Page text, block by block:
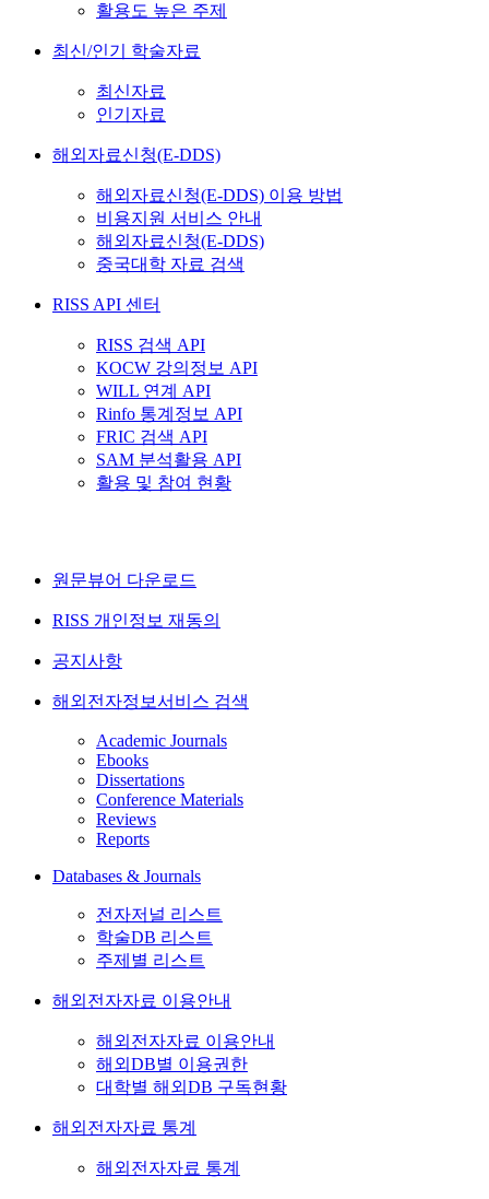
활용도 높은 주제
최신/인기 학술자료
최신자료
인기자료
해외자료신청(E-DDS)
해외자료신청(E-DDS) 이용 방법
비용지원 서비스 안내
해외자료신청(E-DDS)
중국대학 자료 검색
RISS API 센터
RISS 검색 API
KOCW 강의정보 API
WILL 연계 API
Rinfo 통계정보 API
FRIC 검색 API
SAM 분석활용 API
활용 및 참여 현황
원문뷰어 다운로드
RISS 개인정보 재동의
공지사항
해외전자정보서비스 검색
Academic Journals
Ebooks
Dissertations
Conference Materials
Reviews
Reports
Databases & Journals
전자저널 리스트
학술DB 리스트
주제별 리스트
해외전자자료 이용안내
해외전자자료 이용안내
해외DB별 이용권한
대학별 해외DB 구독현황
해외전자자료 통계
해외전자자료 통계